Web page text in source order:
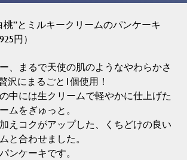
桃”とミルキークリームのパンケーキ
円）
、まるで天使の肌のようなやわらかさ
沢にまるごと1個使用！
中には生クリームで軽やかに仕上げた
ムをぎゅっと。
えコクがアップした、くちどけの良い
と合わせました。
ンケーキです。